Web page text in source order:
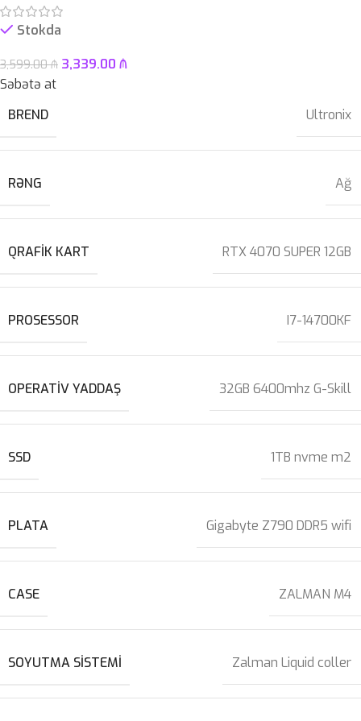
Stokda
3,599.00₼ 3,339.00 ₼
Səbətə at
BREND
Ultronix
RƏNG Ağ
QRAFIK KART RTX 4070 SUPER 12GB
PROSESSOR I7-14700KF
OPERATIV YADDAŞ 32GB 6400mhz G-Skill
SSD 1TB nvme m2
PLATA Gigabyte Z790 DDR5 wifi
CASE ZALMAN M4
SOYUTMA SISTEMI Zalman Liquid coller